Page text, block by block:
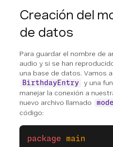
Creación del
de datos
Para guardar el nombre de
audio y si se han
una base de datos. Vamos
BirthdayEntry y una
manejar la conexión a
nuevo archivo llamado
código:
package main